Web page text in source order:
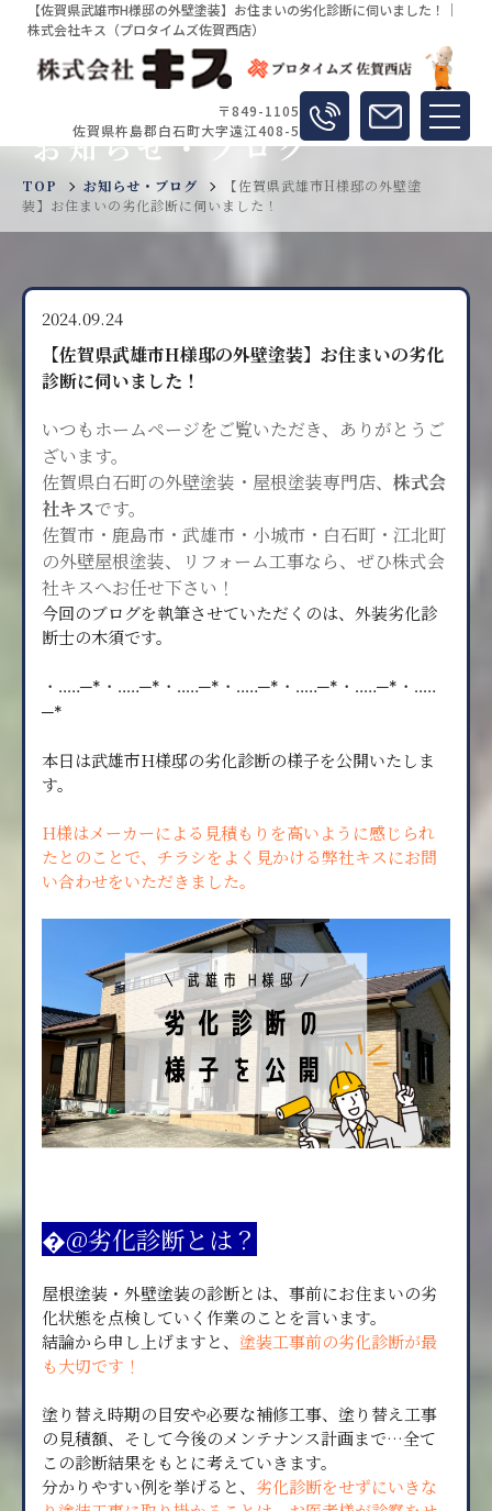
【佐賀県武雄市H様邸の外壁塗装】お住まいの劣化診断に伺いました！｜
株式会社キス（プロタイムズ佐賀西店）
〒849-1105
佐賀県杵島郡白石町大字遠江408-5
お知らせ・ブログ
TOP お知らせ・ブログ
【佐賀県武雄市H様邸の外壁塗
装】お住まいの劣化診断に伺いました！
2024.09.24
【佐賀県武雄市H様邸の外壁塗装】お住まいの劣化
診断に伺いました！
いつもホームページをご覧いただき、 ありがとうご
ざいます。
佐賀県白石町の外壁塗装・屋根塗装専門店、 株式会
社キスです。
佐賀市・鹿島市・武雄市・小城市・白石町・江北町
の外壁屋根塗装、リフォーム工事なら、ぜひ株式会
社キスへお任せ下さい！
今回のブログを執筆させていただくのは、外装劣化診
断士の木須です。
・‥…─*・‥…─*・‥…─*・‥…─*・‥…─*・‥…─*・‥…
─*
本日は武雄市H様邸の劣化診断の様子を公開いたしま
す。
H様はメーカーによる見積もりを高いように感じられ
たとのことで、チラシをよく見かける弊社キスにお問
い合わせをいただきました。
�@劣化診断とは？
屋根塗装・外壁塗装の診断とは、事前にお住まいの劣
化状態を点検していく作業のことを言います。
結論から申し上げますと、 塗装工事前の劣化診断が最
も大切です！
塗り替え時期の目安や必要な補修工事、塗り替え工事
の見積額、そして今後のメンテナンス計画まで…全て
この診断結果をもとに考えていきます。
分かりやすい例を挙げると、 劣化診断をせずにいきな